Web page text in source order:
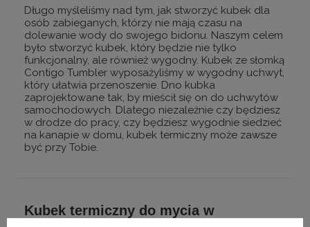
Długo myśleliśmy nad tym, jak stworzyć kubek dla
osób zabieganych, którzy nie mają czasu na
dolewanie wody do swojego bidonu. Naszym celem
było stworzyć kubek, który będzie nie tylko
funkcjonalny, ale również wygodny. Kubek ze słomką
Contigo Tumbler wyposażyliśmy w wygodny uchwyt,
który ułatwia przenoszenie. Dno kubka
zaprojektowane tak, by mieścił się on do uchwytów
samochodowych. Dlatego niezależnie czy będziesz
w drodze do pracy, czy będziesz wygodnie siedzieć
na kanapie w domu, kubek termiczny może zawsze
być przy Tobie.
Kubek termiczny do mycia w